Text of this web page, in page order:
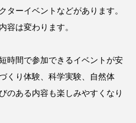
ターイベントなどがあります。
容は変わります。
時間で参加できるイベントが安
くり体験、科学実験、自然体
のある内容も楽しみやすくなり